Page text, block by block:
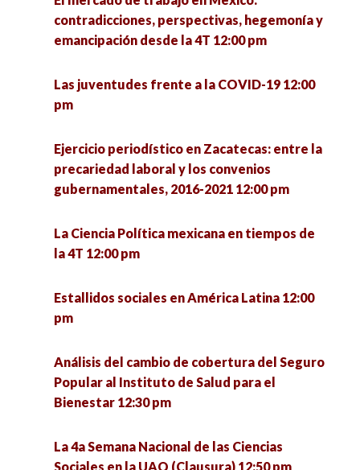
Frontera Norte: ¿Hacia dónde va la Sociología?
4:00 pm
Las hijas del terror: poesía y performance sobre
conflicto armado 4:00 pm
Hospital Pyme. Plataforma de asesoría
empresarial 4:00 pm
Repensar la inclusión desde los estudios
Jóvenes y participación política 4:00 pm
El quehacer de la Socioantropología desde la
licenciatura en Ciencias Sociales de la UACM.
Experiencias y debates 4:00 pm
Conversatorio en torno a las experiencias de
Foro de intercambio de experiencias México-
Brasil sobre formación del profesorado
UNISON-UNESP 1:00 pm
Rebuilding the economy: Economic policies for
recovery and development 1:00 pm
Encuentro de investigadoras en formación:
retos de la profesión desde lo local 1:00 pm
estadounidense tras la elección presidencial de
2020 1:30 pm
Encuentro de investigadoras en formación UPN
– ENAH (MÉXICO) 1:30 pm
Conversatorio Interinstitucional de Vocaciones
Científicas Sociales: retos de la investigación y
la intervención en tiempos de pandemia 3:00 pm
Metodología cualitativa, grupo de trabajo
contradicciones, perspectivas, hegemonía y
emancipación desde la 4T 12:00 pm
Las juventudes frente a la COVID-19 12:00
pm
Ejercicio periodístico en Zacatecas: entre la
precariedad laboral y los convenios
gubernamentales, 2016-2021 12:00 pm
La Ciencia Política mexicana en tiempos de
la 4T 12:00 pm
Estallidos sociales en América Latina 12:00
pm
Análisis del cambio de cobertura del Seguro
Popular al Instituto de Salud para el
Bienestar 12:30 pm
La 4a Semana Nacional de las Ciencias
Sociales en la UAQ (Clausura) 12:50 pm